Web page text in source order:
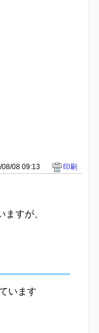
08/08 09:13 印刷
すが、
います